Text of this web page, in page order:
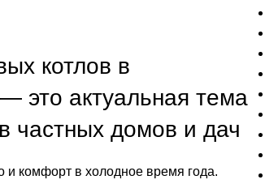
котлов в
это актуальная тема
частных домов и дач
и комфорт в холодное время года.